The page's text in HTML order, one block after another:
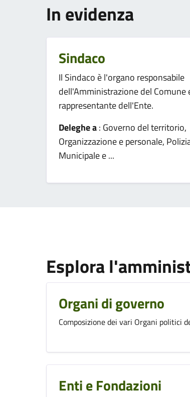
In evidenza
Sindaco
Il Sindaco è l'organo responsabile
dell'Amministrazione del Comune
rappresentante dell'Ente.
Deleghe a: Governo del territorio,
Organizzazione e personale,
Municipale e ...
Esplora
Organi di governo
Composizione dei vari Organi politici
Enti e Fondazioni